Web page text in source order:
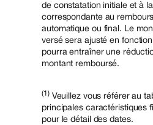
de constatation initiale et à
correspondante au
automatique ou final. Le
versé sera ajusté en
pourra entraîner une
montant remboursé.
(1)Veuillez vous référer au
principales caractéristiques
pour le détail des dates.